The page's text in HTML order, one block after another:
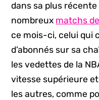
dans sa plus
nombreux matchs
ce mois-ci, celui qui
d’abonnés sur sa
les vedettes de la
vitesse supérieure
les autres, comme